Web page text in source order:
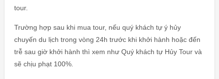
tour.
Trường hợp sau khi mua tour, nếu quý khách tự ý hủy
chuyến du lịch trong vòng 24h trước khi khởi hành hoặc đến
trễ sau giờ khởi hành thì xem như Quý khách tự Hủy Tour và
sẽ chịu phạt 100%.